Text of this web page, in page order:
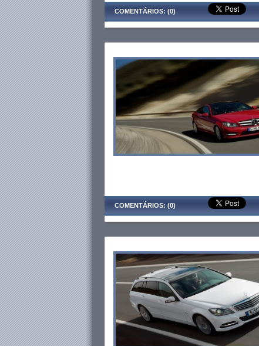
COMENTÁRIOS: (0)
COMENTÁRIOS: (0)